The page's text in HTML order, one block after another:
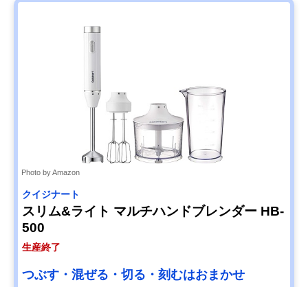
Photo by Amazon
クイジナート
スリム&ライト マルチハンドブレンダー HB-
500
生産終了
つぶす・混ぜる・切る・刻むはおまかせ